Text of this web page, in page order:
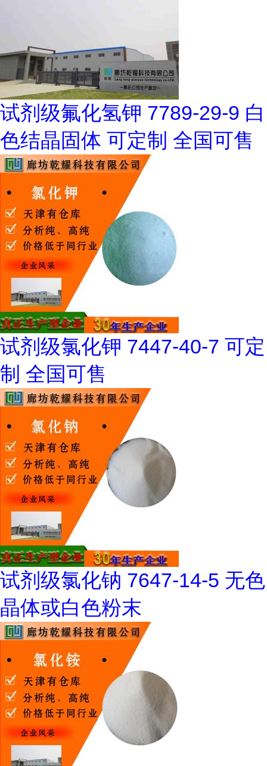
试剂级氟化氢钾 7789-29-9 白
色结晶固体 可定制 全国可售
试剂级氯化钾 7447-40-7 可定
制 全国可售
试剂级氯化钠 7647-14-5 无色
晶体或白色粉末